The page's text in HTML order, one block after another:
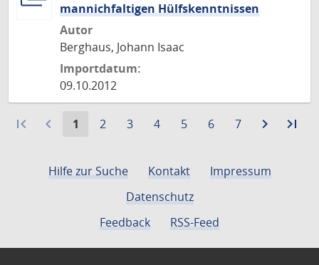
mannichfaltigen Hülfskenntnissen
Autor
Berghaus, Johann Isaac
Importdatum:
09.10.2012
first_page navigate_before
Aktuelle
1
Gehe
2
Gehe
3
Gehe
4
Gehe
5
Gehe
6
Gehe
7 navigate_next
Zurlast_page
Hilfe zur Suche
Kontakt
Impressum
Datenschutz
Feedback
RSS-Feed